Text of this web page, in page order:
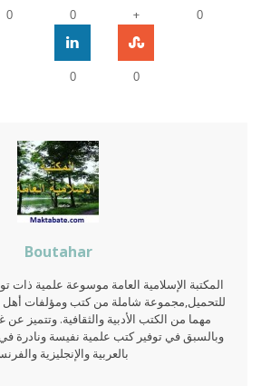
0
+
0
0
0
0
Boutahar
المكتبة الإسلامية العامة موسوعة علمية ذات
للتحميل,مجموعة شاملة من كتب ومؤلفات أهل
مهما من الكتب الأدبية والثقافية. وتتميز عن
وبالسبق في توفير كتب علمية نفيسة ونادرة
بالعربية والإنجليزية